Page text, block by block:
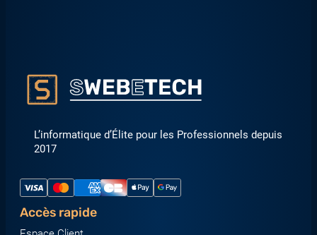
L’informatique d’Élite pour les Professionnels depuis
2017
Accès rapide